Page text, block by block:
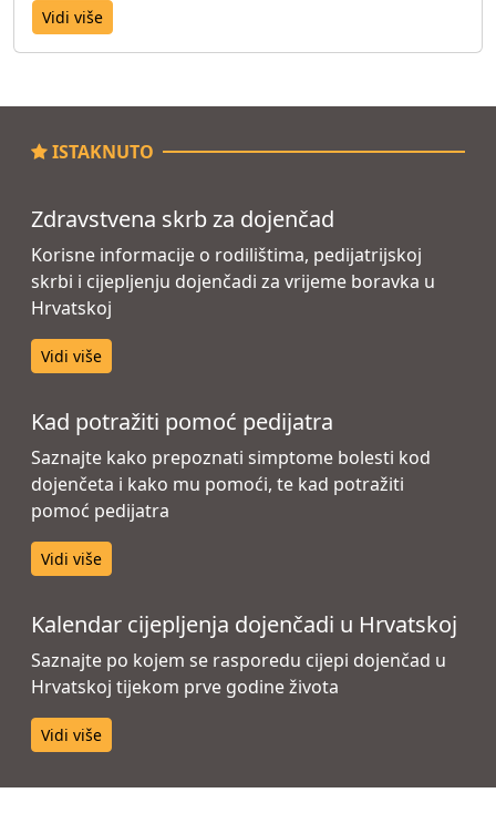
Vidi više
ISTAKNUTO
Zdravstvena skrb za dojenčad
Korisne informacije o rodilištima, pedijatrijskoj
skrbi i cijepljenju dojenčadi za vrijeme boravka u
Hrvatskoj
Vidi više
Kad potražiti pomoć pedijatra
Saznajte kako prepoznati simptome bolesti kod
dojenčeta i kako mu pomoći, te kad potražiti
pomoć pedijatra
Vidi više
Kalendar cijepljenja dojenčadi u Hrvatskoj
Saznajte po kojem se rasporedu cijepi dojenčad u
Hrvatskoj tijekom prve godine života
Vidi više